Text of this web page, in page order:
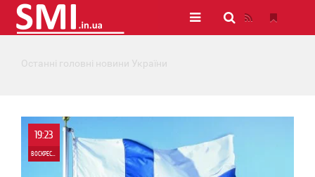
Останні головні новини України
19:23
ВОСКРЕСЕНЬЕ